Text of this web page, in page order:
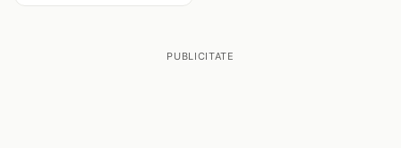
PUBLICITATE